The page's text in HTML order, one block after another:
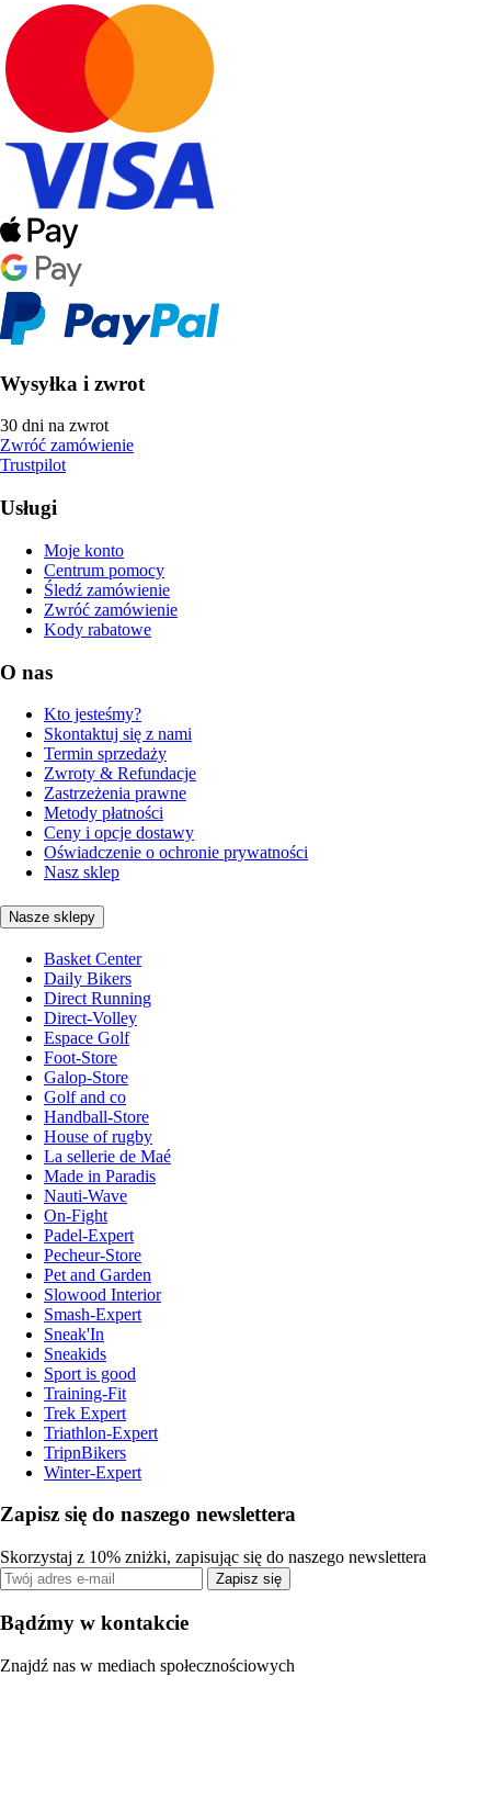
Wysyłka i zwrot
30 dni na zwrot
Zwróć zamówienie
Trustpilot
Usługi
Moje konto
Centrum pomocy
Śledź zamówienie
Zwróć zamówienie
Kody rabatowe
O nas
Kto jesteśmy?
Skontaktuj się z nami
Termin sprzedaży
Zwroty & Refundacje
Zastrzeżenia prawne
Metody płatności
Ceny i opcje dostawy
Oświadczenie o ochronie prywatności
Nasz sklep
Nasze sklepy
Basket Center
Daily Bikers
Direct Running
Direct-Volley
Espace Golf
Foot-Store
Galop-Store
Golf and co
Handball-Store
House of rugby
La sellerie de Maé
Made in Paradis
Nauti-Wave
On-Fight
Padel-Expert
Pecheur-Store
Pet and Garden
Slowood Interior
Smash-Expert
Sneak'In
Sneakids
Sport is good
Training-Fit
Trek Expert
Triathlon-Expert
TripnBikers
Winter-Expert
Zapisz się do naszego newslettera
Skorzystaj z 10% zniżki, zapisując się do naszego newslettera
Zapisz się
Bądźmy w kontakcie
Znajdź nas w mediach społecznościowych